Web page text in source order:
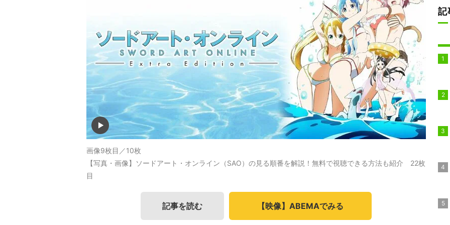
画像9枚目／10枚
【写真・画像】ソードアート・オンライン（SAO）の見る順番を解説！無料で視聴できる方法も紹介 22枚
目
記事を読む 【映像】ABEMAでみる
記